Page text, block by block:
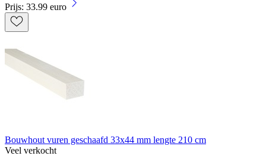
Prijs: 33.99 euro
Bouwhout vuren geschaafd 33x44 mm lengte 210 cm
Veel verkocht